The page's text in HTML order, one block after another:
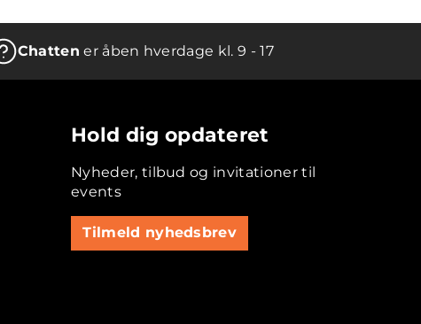
Chatten er åben hverdage kl. 9 - 17
Hold dig opdateret
Nyheder, tilbud og invitationer til
events
Tilmeld nyhedsbrev